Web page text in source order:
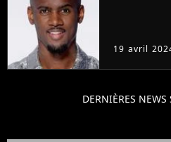
19 avril
DERNIÈRES